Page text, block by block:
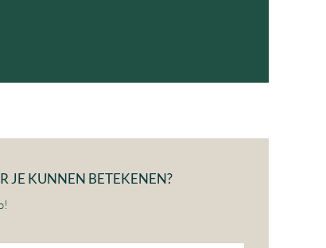
JE KUNNEN BETEKENEN?